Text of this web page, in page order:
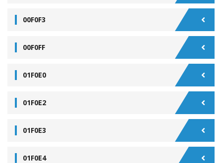
00F0F3
00F0FF
01F0E0
01F0E2
01F0E3
01F0E4